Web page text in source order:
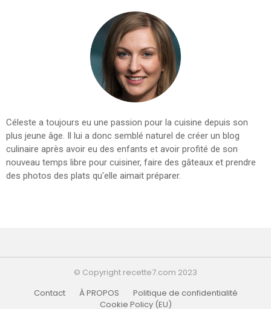
Céleste a toujours eu une passion pour la cuisine depuis son
plus jeune âge. Il lui a donc semblé naturel de créer un blog
culinaire après avoir eu des enfants et avoir profité de son
nouveau temps libre pour cuisiner, faire des gâteaux et prendre
des photos des plats qu'elle aimait préparer.
© Copyright recette7.com 2023
Contact
À PROPOS
Politique de confidentialité
Cookie Policy (EU)